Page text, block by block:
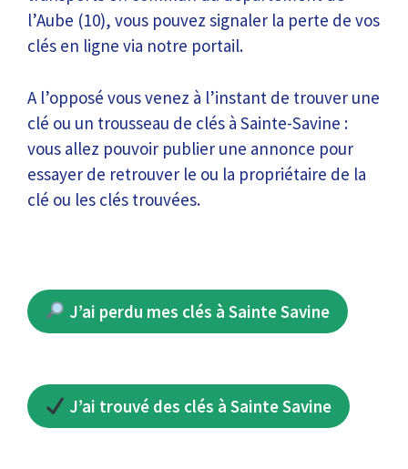
l’Aube (10), vous pouvez signaler la perte de vos
clés en ligne via notre portail.
A l’opposé vous venez à l’instant de trouver une
clé ou un trousseau de clés à Sainte-Savine :
vous allez pouvoir publier une annonce pour
essayer de retrouver le ou la propriétaire de la
clé ou les clés trouvées.
J’ai perdu mes clés à Sainte Savine
J’ai trouvé des clés à Sainte Savine